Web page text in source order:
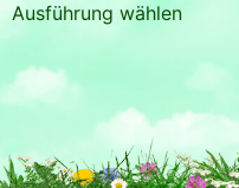
Ausführung wählen